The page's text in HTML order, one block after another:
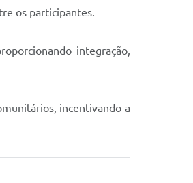
os participantes.
integração,
incentivando a